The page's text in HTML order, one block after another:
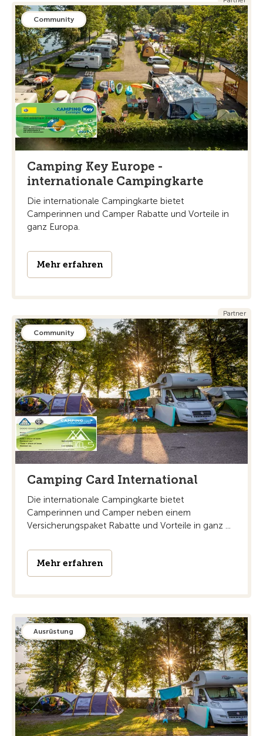
Community
Camping Key Europe -
internationale Campingkarte
Die internationale Campingkarte bietet
Camperinnen und Camper Rabatte und Vorteile in
ganz Europa.
Mehr erfahren
Partner
Community
Camping Card International
Die internationale Campingkarte bietet
Camperinnen und Camper neben einem
Versicherungspaket Rabatte und Vorteile in ganz ...
Mehr erfahren
Ausrüstung